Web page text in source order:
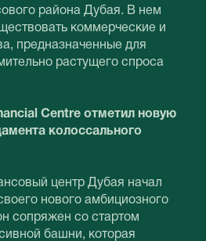
района Дубая. В нем
коммерческие и
предназначенные для
растущего спроса
Centre отметил новую
колоссального
центр Дубая начал
нового амбициозного
сопряжен со стартом
башни, которая